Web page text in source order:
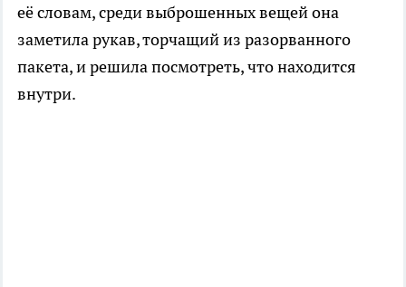
её словам, среди выброшенных вещей она
заметила рукав, торчащий из разорванного
пакета, и решила посмотреть, что находится
внутри.